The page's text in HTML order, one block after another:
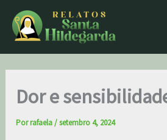
para
Dor e
Porrafaela/setembro 4, 2024